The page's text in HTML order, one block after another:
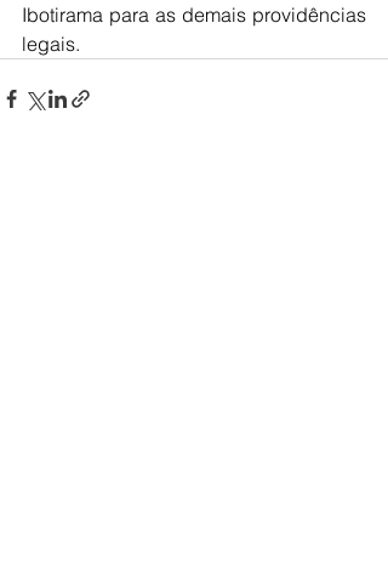
Ibotirama para as demais providências
legais.